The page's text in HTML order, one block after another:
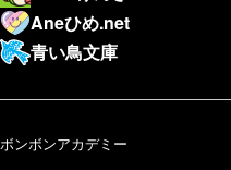
Aneひめ.net
青い鳥文庫
ボンボンアカデミー